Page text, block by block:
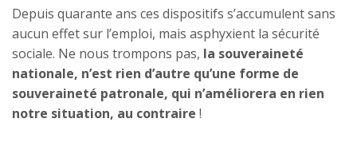
Depuis quarante ans ces dispositifs s’accumulent sans
aucun effet sur l’emploi, mais asphyxient la sécurité
sociale. Ne nous trompons pas, la souveraineté
nationale, n’est rien d’autre qu’une forme de
souveraineté patronale, qui n’améliorera en rien
notre situation, au contraire !